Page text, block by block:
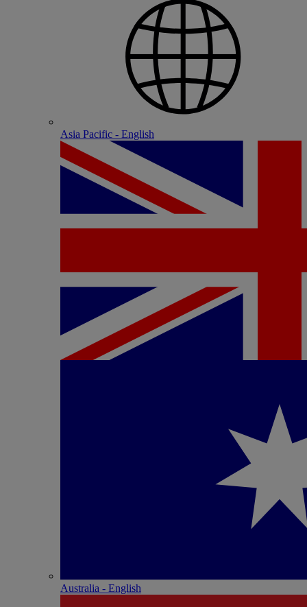
Asia Pacific - English
Australia - English